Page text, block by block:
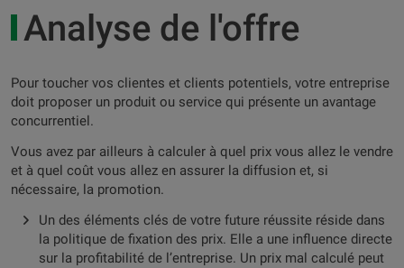
Analyse de l'offre
Pour toucher vos clientes et clients potentiels, votre entreprise
doit proposer un produit ou service qui présente un avantage
concurrentiel.
Vous avez par ailleurs à calculer à quel prix vous allez le vendre
et à quel coût vous allez en assurer la diffusion et, si
nécessaire, la promotion.
Un des éléments clés de votre future réussite réside dans
la politique de fixation des prix. Elle a une influence directe
sur la profitabilité de l’entreprise. Un prix mal calculé peut